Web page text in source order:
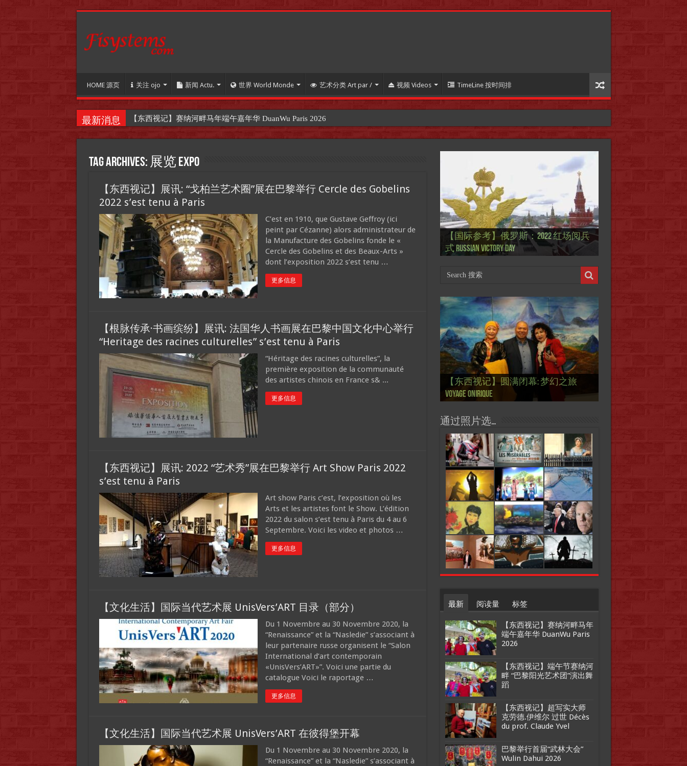
HOME 源页 关注 ojo 新闻 Actu. 世界 World Monde 艺术分类 Art par / 视频 Videos TimeLine 按时间排
最新消息 【东西视记】赛纳河畔马年端午嘉年华 DuanWu Paris 2026
Tag Archives: 展览 Expo
【东西视记】展讯: “戈柏兰艺术圈”展在巴黎举行 Cercle des Gobelins
2022 s’est tenu à Paris
C’est en 1910, que Gustave Geffroy (ici
peint par Cézanne) alors administrateur de
la Manufacture des Gobelins fonde le «
Cercle des Gobelins et des Beaux-Arts »
dont l’exposition 2022 s’est tenu …
更多信息
【根脉传承·书画缤纷】展讯: 法国华人书画展在巴黎中国文化中心举行
“Heritage des racines culturelles” s’est tenu à Paris
“Héritage des racines culturelles”, la
première exposition de la communauté
des artistes chinois en France s& ...
更多信息
【东西视记】展讯: 2022 “艺术秀”展在巴黎举行 Art Show Paris 2022
s’est tenu à Paris
Art show Paris c’est, l’exposition où les
Arts et les artistes font le Show. L’édition
2022 du salon s’est tenu à Paris du 4 au 6
Septembre. Voici les video et photos …
更多信息
【文化生活】国际当代艺术展 UnisVers’ART 目录（部分）
Du 1 Novembre au 30 Novembre 2020, la
“Renaissance” et la “Nasledie” s’associant à
leur partenaire russe organisent le “Salon
International d’art contemporain
«UnisVers’ART»”. Voici une partie du
catalogue Voici le raportage …
更多信息
【文化生活】国际当代艺术展 UnisVers’ART 在彼得堡开幕
Du 1 Novembre au 30 Novembre 2020, la
“Renaissance” et la “Nasledie” s’associant à
【国际参考】俄罗斯：2022 红场阅兵
式 Russian Victory Day
【国际参考】”戏剧性“服装设计师
Thierry Mugler 蒂埃里.穆勒 去世, 享年 73
岁
【国际参考】海湖庄园: Xi & Trump 内幕
Mar-a-Lago leak
【东西视记】1937年的毕加索, 海明威,
肯尼迪 1937 – La fin de l’innocence (2/2)
【东西视记】1937年的毕加索, 海明威,
肯尼迪 1937 – La fin de l’innocence (1/2)
【东西视记】1961年4月12日 尤里·加加
林 成为第一“太空人”
【东西视记】圆满闭幕: 梦幻之旅
Voyage onirique
【东西视记】开幕：唐恽鉎 Michel
Tong, 梦幻之旅 Voyage onirique
【东西视记】展讯：唐恽鉎 Michel
Tong, 梦幻之旅 Voyage onirique
【跨年晚会】祝各位 佳年快乐 Bonne
année 2023, Le feu d’artifice de Paris
【一画一故事】唐恽鉎 Michel Tong One
Painting One Story
【一画一故事】林象元 Lin XiangYuan One
Painting One Story
【国际参考】芭蕾舞: 天鹅湖 乌克兰
大剧院版 Le lac des cygnes – Opéra national
d’Ukraine
【国际参考】巴黎政府举行“新年晚
会” Soirée musicale à la mairie du 13e le 8
Février
【国际参考】巴黎“艺术之都”展将于2
月12日揭幕 Art Capital s’ouvre le 12 Février
【东西视记】法国电影: “中国人占领
巴黎”，一种法国幽默与“预言” Les
chinois à Paris de J.Yanne
【东西视记】时装秀：巴黎时装界
的“顽童”与“不屈者” John Galliano le
surdoué de la mode
【东西视记】法国“复兴会”式【艺术
桥展】 Expo. que “RENAISSANCE” aurait pu
organiser
通过照片选…
最新 阅读量 标签
【东西视记】赛纳河畔马年
端午嘉年华 DuanWu Paris
2026
【东西视记】端午节赛纳河
畔 “巴黎阳光艺术团”演出舞
蹈
【东西视记】超写实大师
克劳德.伊维尔 过世 Décès
du prof. Claude Yvel
巴黎举行首届“武林大会”
Wulin Dahui 2026